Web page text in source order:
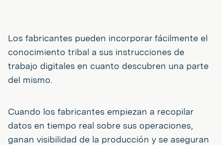
Los fabricantes pueden incorporar fácilmente el
conocimiento tribal a sus instrucciones de
trabajo digitales en cuanto descubren una parte
del mismo.
Cuando los fabricantes empiezan a recopilar
datos en tiempo real sobre sus operaciones,
ganan visibilidad de la producción y se aseguran